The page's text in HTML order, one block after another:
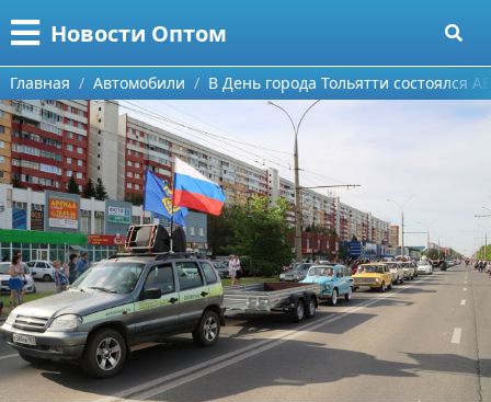
Новости Оптом
Меню
Главная
Категории
Информационные технологии
Автомобили
Знаменитости
Политика
Природа
Поиск
О проекте
Контакты
Сотрудничество
Размещение рекламы
Главная Автомобили В День города Тольятти состоялся